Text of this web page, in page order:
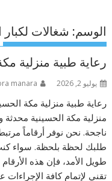
الوسم: شغالات
رعاية طبية منزلية مكة
يوليو 2, 2026 manara
رعاية طبية منزلية مكة
منزلية مكة الحسينية محدثة
ناجحة. نحن نوفر أرقاماً
طلبك لحظة بلحظة. سواء
طويل الأمد، فإن هذه
تقني لإتمام كافة الإجراءات